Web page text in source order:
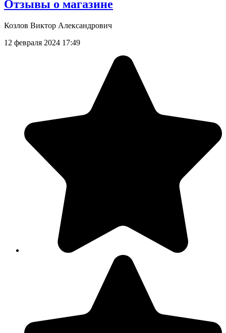
Отзывы о магазине
Козлов Виктор Александрович
12 февраля 2024 17:49